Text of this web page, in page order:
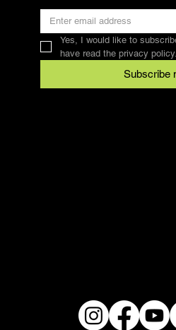
Yes, I would like to
have read the privacy policy.
Subscribe